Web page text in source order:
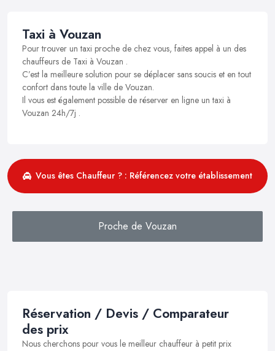
Taxi à Vouzan
Pour trouver un taxi proche de chez vous, faites appel à un des
chauffeurs de Taxi à Vouzan .
C’est la meilleure solution pour se déplacer sans soucis et en tout
confort dans toute la ville de Vouzan.
Il vous est également possible de réserver en ligne un taxi à
Vouzan 24h/7j .
Vous êtes Chauffeur ? : Référencez votre établissement
Proche de Vouzan
Réservation / Devis / Comparateur
des prix
Nous cherchons pour vous le meilleur chauffeur à petit prix